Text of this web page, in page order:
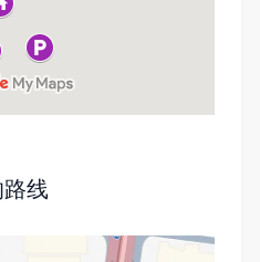
路线